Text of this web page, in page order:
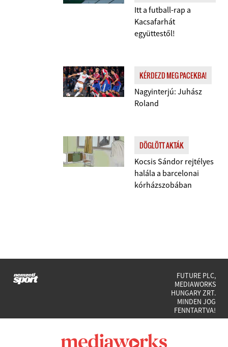
Itt a futball-rap a
Kacsafarhát
együttestől!
KÉRDEZD MEG PACEKBA!
Nagyinterjú: Juhász
Roland
DÖGLÖTT AKTÁK
Kocsis Sándor rejtélyes
halála a barcelonai
kórházszobában
FUTURE PLC,
MEDIAWORKS
HUNGARY ZRT.
MINDEN JOG
FENNTARTVA!